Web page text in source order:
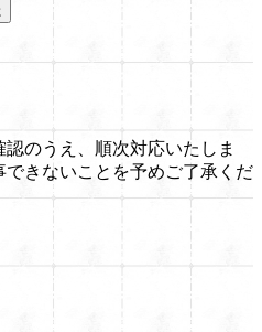
のうえ、順次対応いたしま
きないことを予めご了承くだ